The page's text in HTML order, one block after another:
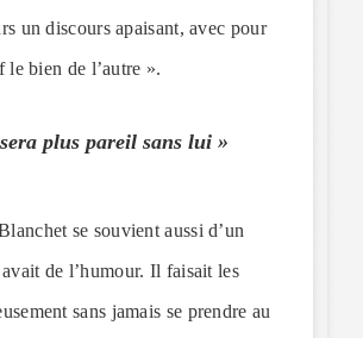
un discours apaisant, avec pour
le bien de l’autre ».
plus pareil sans lui »
se souvient aussi d’un
de l’humour. Il faisait les
sans jamais se prendre au